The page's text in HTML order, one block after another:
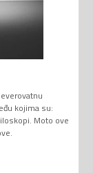
kojima su:
Moto ove